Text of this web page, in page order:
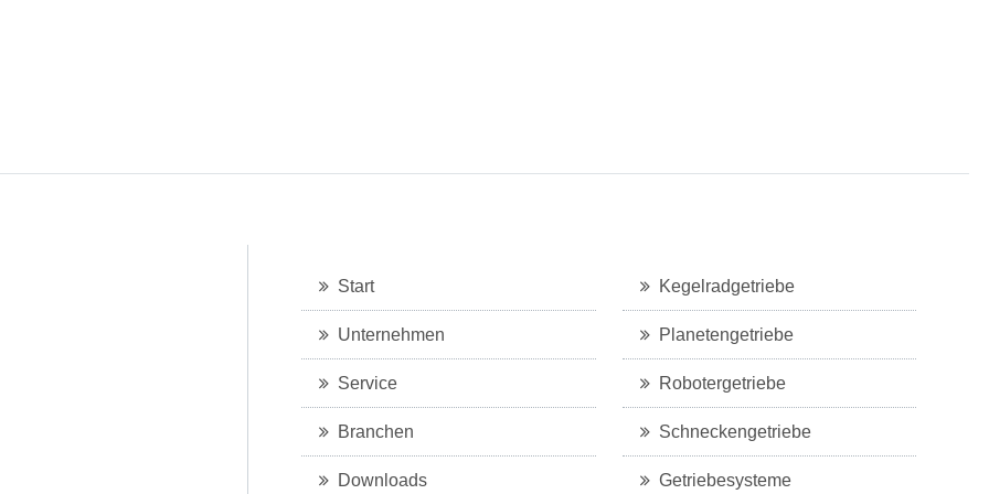
Start
Unternehmen
Service
Branchen
Downloads
Kegelradgetriebe
Planetengetriebe
Robotergetriebe
Schneckengetriebe
Getriebesysteme